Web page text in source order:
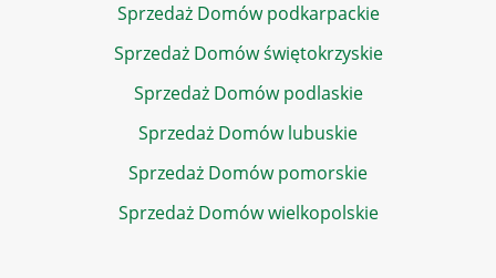
Sprzedaż Domów podkarpackie
Sprzedaż Domów świętokrzyskie
Sprzedaż Domów podlaskie
Sprzedaż Domów lubuskie
Sprzedaż Domów pomorskie
Sprzedaż Domów wielkopolskie